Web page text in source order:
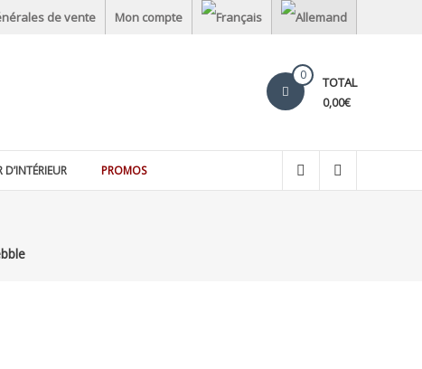
de vente Mon compte
0 TOTAL
0,00€
D’INTÉRIEUR PROMOS